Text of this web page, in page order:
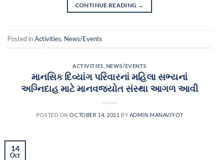
CONTINUE READING →
Posted inActivities, News/Events
ACTIVITIES NEWS/EVENTS
માનસિક દિવ્યાંગ પરિવારનાં મહિલા સભ્યનાં
અગ્નિદાહ માટે માનવજ્યોત સંસ્થા આગળ આવી
POSTED ONOCTOBER 14, 2021 BY ADMIN MANAVJYOT
14
Oct